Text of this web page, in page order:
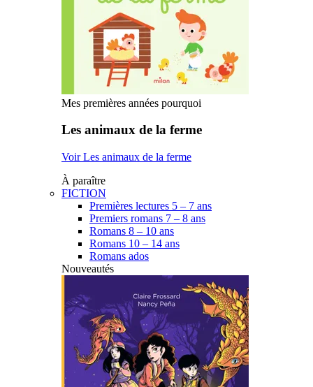
Mes premières années pourquoi
Les animaux de la ferme
Voir Les animaux de la ferme
À paraître
FICTION
Premières lectures 5 – 7 ans
Premiers romans 7 – 8 ans
Romans 8 – 10 ans
Romans 10 – 14 ans
Romans ados
Nouveautés